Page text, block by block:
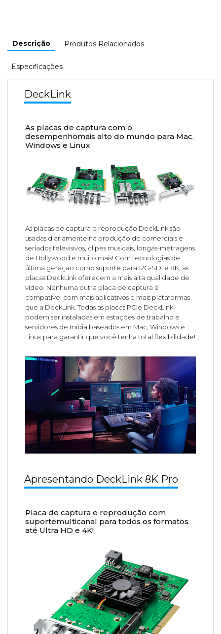
Descrição Produtos Relacionados
Especificações
DeckLink
As placas de captura com o
desempenhomais alto do mundo para Mac,
Windows e Linux
As placas de captura e reprodução DeckLink são
usadas diariamente na produção de comerciais e
seriados televisivos, clipes musicais, longas-metragens
de Hollywood e muito mais! Com tecnologias de
última geração como suporte para 12G-SDI e 8K, as
placas DeckLink oferecem a mais alta qualidade de
vídeo. Nenhuma outra placa de captura é
compatível com mais aplicativos e mais plataformas
que a DeckLink. Todas as placas PCIe DeckLink
podem ser instaladas em estações de trabalho e
servidores de mídia baseados em Mac, Windows e
Linux para garantir que você tenha total flexibilidade!
Apresentando DeckLink 8K Pro
Placa de captura e reprodução com
suportemulticanal para todos os formatos
até Ultra HD e 4K!